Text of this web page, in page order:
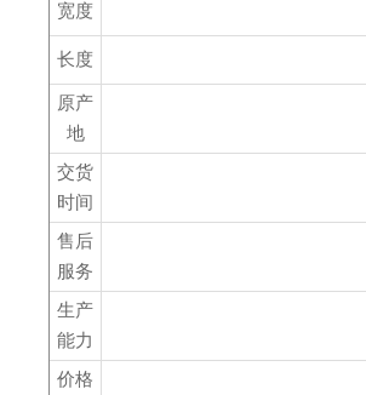
宽度
长度
原产
地
交货
时间
售后
服务
生产
能力
价格